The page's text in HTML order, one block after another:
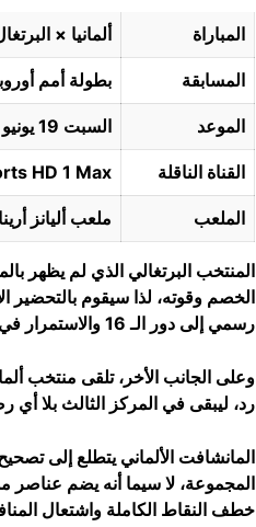
المباراة ألمانيا ×
المسابقة بطولة أمم
الموعد السبت 19 يونيو 2021 - الساعة 7:00 مساءً بتوقيت مكة المكرمة.
القناة الناقلة HD 1 Max
الملعب ملعب أليانز أرينا
المنتخب البرتغالي الذي لم يظهر
الخصم وقوته، لذا سيقوم بالتحضير
رسمي إلى دور الـ 16 والاستمرار في حملة الدفاع عن لقبه للمرة الثانية على التوالي.
وعلى الجانب الأخر، تلقى منتخب
رد، ليبقى في المركز الثالث بلا أي
المانشافت الألماني يتطلع إلى
المجموعة، لا سيما أنه يضم عناصر
خطف النقاط الكاملة واشتعال